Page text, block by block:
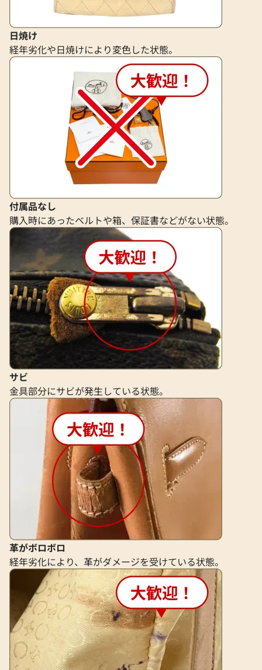
日焼け
経年劣化や日焼けにより変色した状態。
付属品なし
購入時にあったベルトや箱、保証書などがない状態。
サビ
金具部分にサビが発生している状態。
革がボロボロ
経年劣化により、革がダメージを受けている状態。